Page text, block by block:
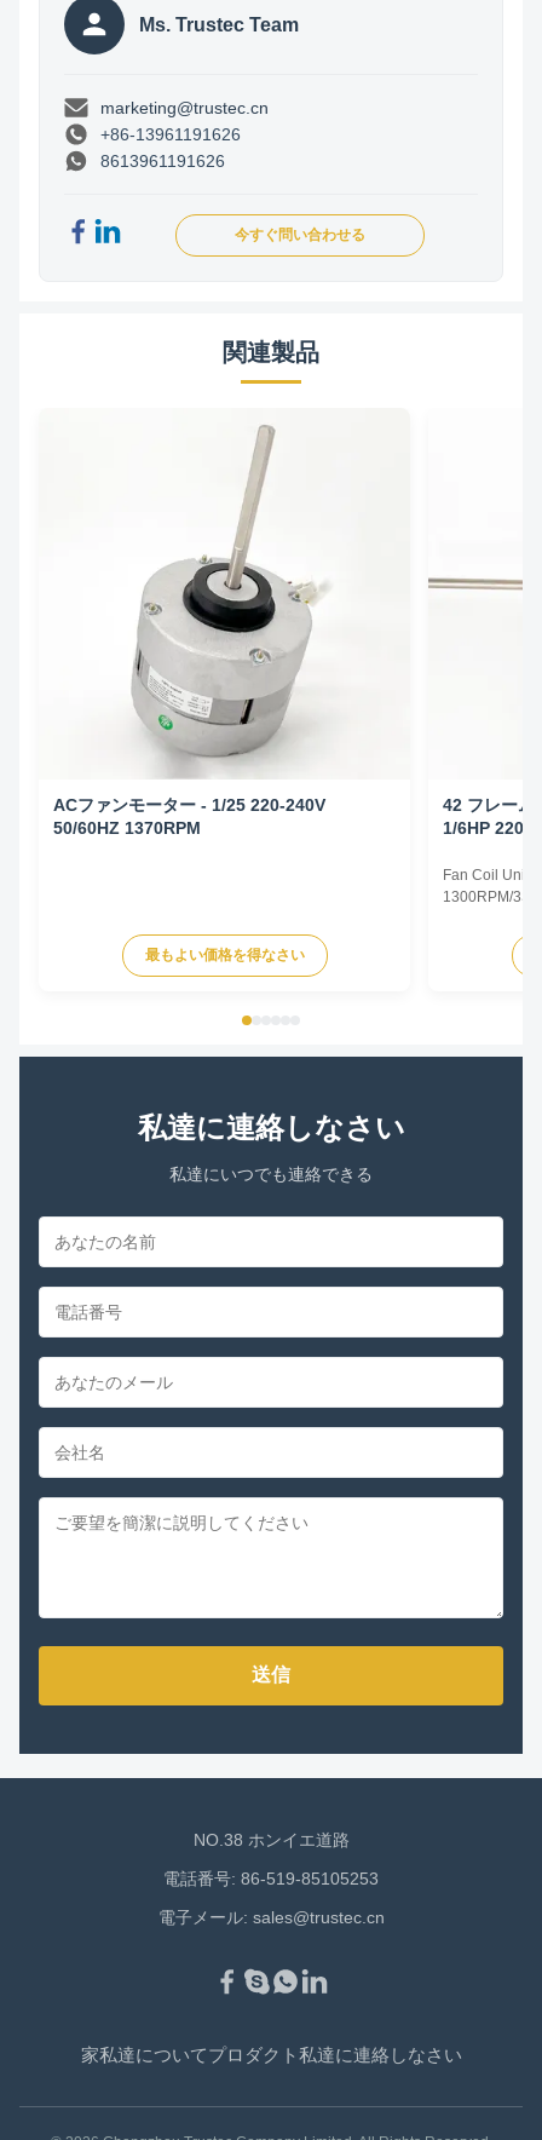
Ms. Trustec Team
marketing@trustec.cn
+86-13961191626
8613961191626
今すぐ問い合わせる
関連製品
ACファンモーター - 1/25 220-240V
50/60HZ 1370RPM
最もよい価格を得なさい
42 フレーム
1/6HP 220-
Fan Coil Unit
1300RPM/
Type
TEAO
私達に連絡しなさい
私達にいつでも連絡できる
送信
NO.38 ホンイエ道路
電話番号: 86-519-85105253
電子メール: sales@trustec.cn
家私達についてプロダクト 私達に連絡しなさい